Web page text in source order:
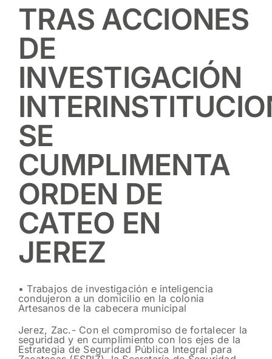
TRAS ACCIONES
DE
INVESTIGACIÓN
SE
CUMPLIMENTA
ORDEN DE
CATEO EN
JEREZ
• Trabajos de investigación e inteligencia
condujeron a un domicilio en la colonia
Artesanos de la cabecera municipal
Jerez, Zac.- Con el compromiso de fortalecer la
seguridad y en cumplimiento con los ejes de la
Estrategia de Seguridad Pública Integral para